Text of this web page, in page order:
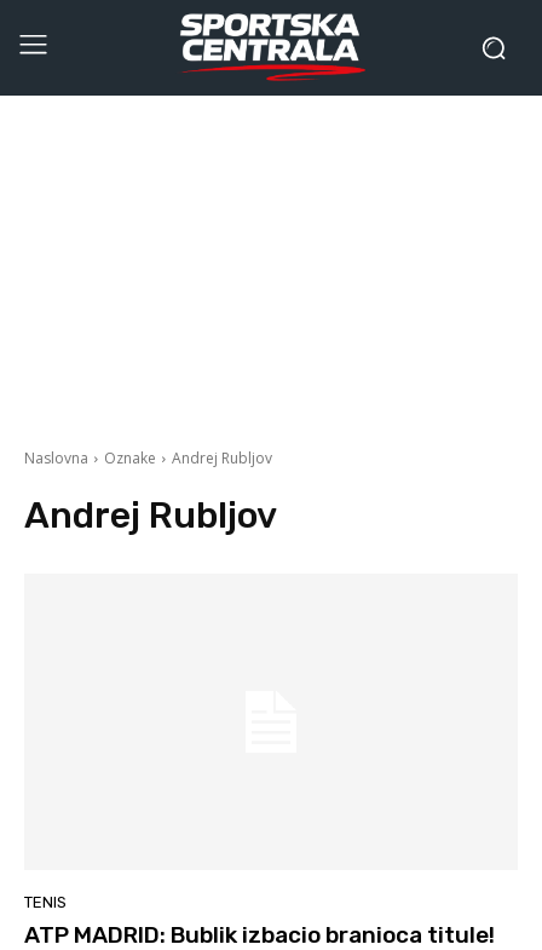
Naslovna Oznake Andrej Rubljov
Andrej Rubljov
TENIS
ATP MADRID: Bublik izbacio branioca titule!